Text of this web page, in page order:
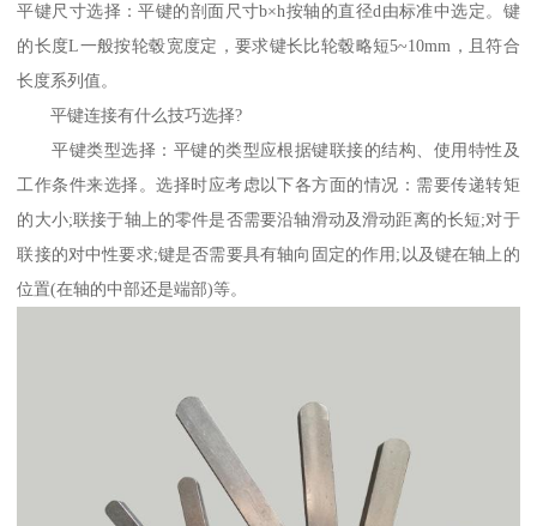
平键尺寸选择：平键的剖面尺寸b×h按轴的直径d由标准中选定。键
的长度L一般按轮毂宽度定，要求键长比轮毂略短5~10mm，且符合
长度系列值。
平键连接有什么技巧选择?
平键类型选择：平键的类型应根据键联接的结构、使用特性及
工作条件来选择。选择时应考虑以下各方面的情况：需要传递转矩
的大小;联接于轴上的零件是否需要沿轴滑动及滑动距离的长短;对于
联接的对中性要求;键是否需要具有轴向固定的作用;以及键在轴上的
位置(在轴的中部还是端部)等。